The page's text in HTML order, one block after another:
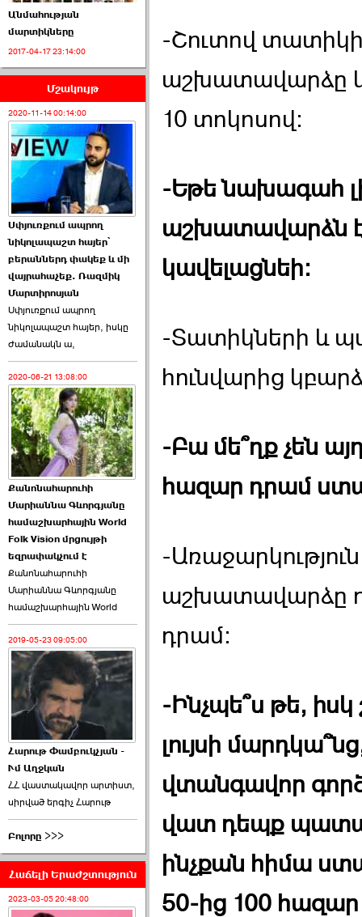
ՍԴ-ն հուլիսի 1-ին
կհեռանա ›››
2026-07-01 00:08:00
Աննա Վարդապետյանն
ուղերձ է հղել ›››
2026-06-25 23:21:00
Պաշտոնակռիվը սկսված
է. «Հրապարակ» ›››
2026-06-25 17:13:00
ԱԺ նախագահի
թեկնածու է ընտրվել
Ռուբեն Ռուբինյանը ›››
2026-06-23 21:28:00
«Ժողովուրդ»-ը
հերթական ›››
2026-06-21 23:00:00
armlur.ՔՊ-ի ներսում
սպասում են ›››
Անմահության
մարտիկները
2017-04-17 23:14:00
Մշակույթ
2020-11-14 00:14:00
Սփյուռքում ապրող
նիկոլապաշտ հայեր՝
բերաններդ փակեք և մի
վայրահաչեք. Ռազմիկ
Մարտիրոսյան
Սփյուռքում ապրող
նիկոլապաշտ հայեր, իսկը
ժամանակն ա,
2020-06-21 13:08:00
Քանոնահարուհի
Մարիաննա Գևորգյանը
համաշխարհային World
Folk Vision մրցույթի
եզրափակչում է
Քանոնահարուհի
Մարիաննա Գևորգյանը
համաշխարհային World
2019-05-23 09:05:00
Հարութ Փամբուկչյան -
Ւմ Աղջկան
ՀՀ վաստակավոր արտիստ,
սիրված երգիչ Հարութ
Բոլորը >>>
Հաճելի Երաժշտություն
2023-03-05 20:48:00
-Շուտով
աշխատավարձը
10 տոկոսով:
-Եթե նախագահ
աշխատավարձն
կավելացնեի:
-Տատիկների և
հունվարից
-Բա մե՞ղք չեն
հազար դրամ
-
աշխատավարձը
դրամ:
-Ինչպե՞ս թե,
լույսի
վտանգավոր
վատ դեպք
ինչքան հիմա
50-ից 100